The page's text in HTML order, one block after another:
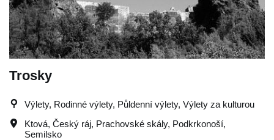
Trosky
Výlety, Rodinné výlety, Půldenní výlety, Výlety za kulturou
Ktová, Český ráj, Prachovské skály, Podkrkonoší,
Semilsko